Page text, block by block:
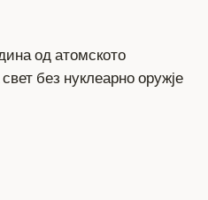
од атомското
без нуклеарно оружје